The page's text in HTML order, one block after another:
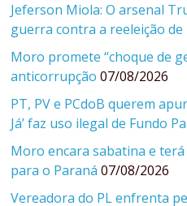
Jeferson Miola: O arsenal
guerra contra a reeleição de
Moro promete “choque de
anticorrupção 07/08/2026
PT, PV e PCdoB querem
Já’ faz uso ilegal de Fundo
Moro encara sabatina e
para o Paraná 07/08/2026
Vereadora do PL enfrenta